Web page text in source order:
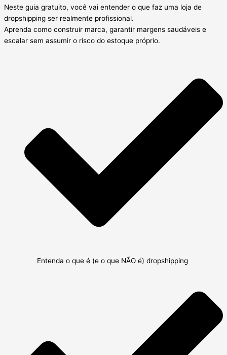
Neste guia gratuito, você vai entender o que faz uma loja de
dropshipping ser realmente profissional.
Aprenda como construir marca, garantir margens saudáveis e
escalar sem assumir o risco do estoque próprio.
Entenda o que é (e o que NÃO é) dropshipping